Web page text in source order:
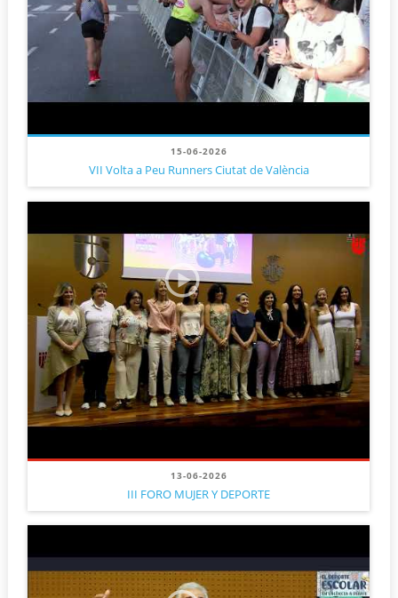
15-06-2026
VII Volta a Peu Runners Ciutat de València
13-06-2026
III FORO MUJER Y DEPORTE